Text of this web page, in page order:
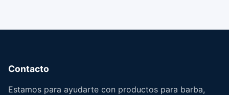
Contacto
Estamos para ayudarte con productos para barba,